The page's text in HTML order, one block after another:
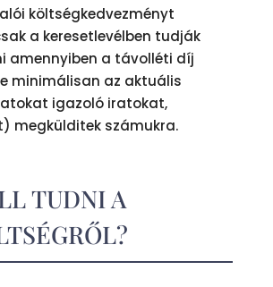
költségkedvezményt
a keresetlevélben tudják
amennyiben a távolléti díj
minimálisan az aktuális
igazoló iratokat,
megkülditek számukra.
TUDNI A